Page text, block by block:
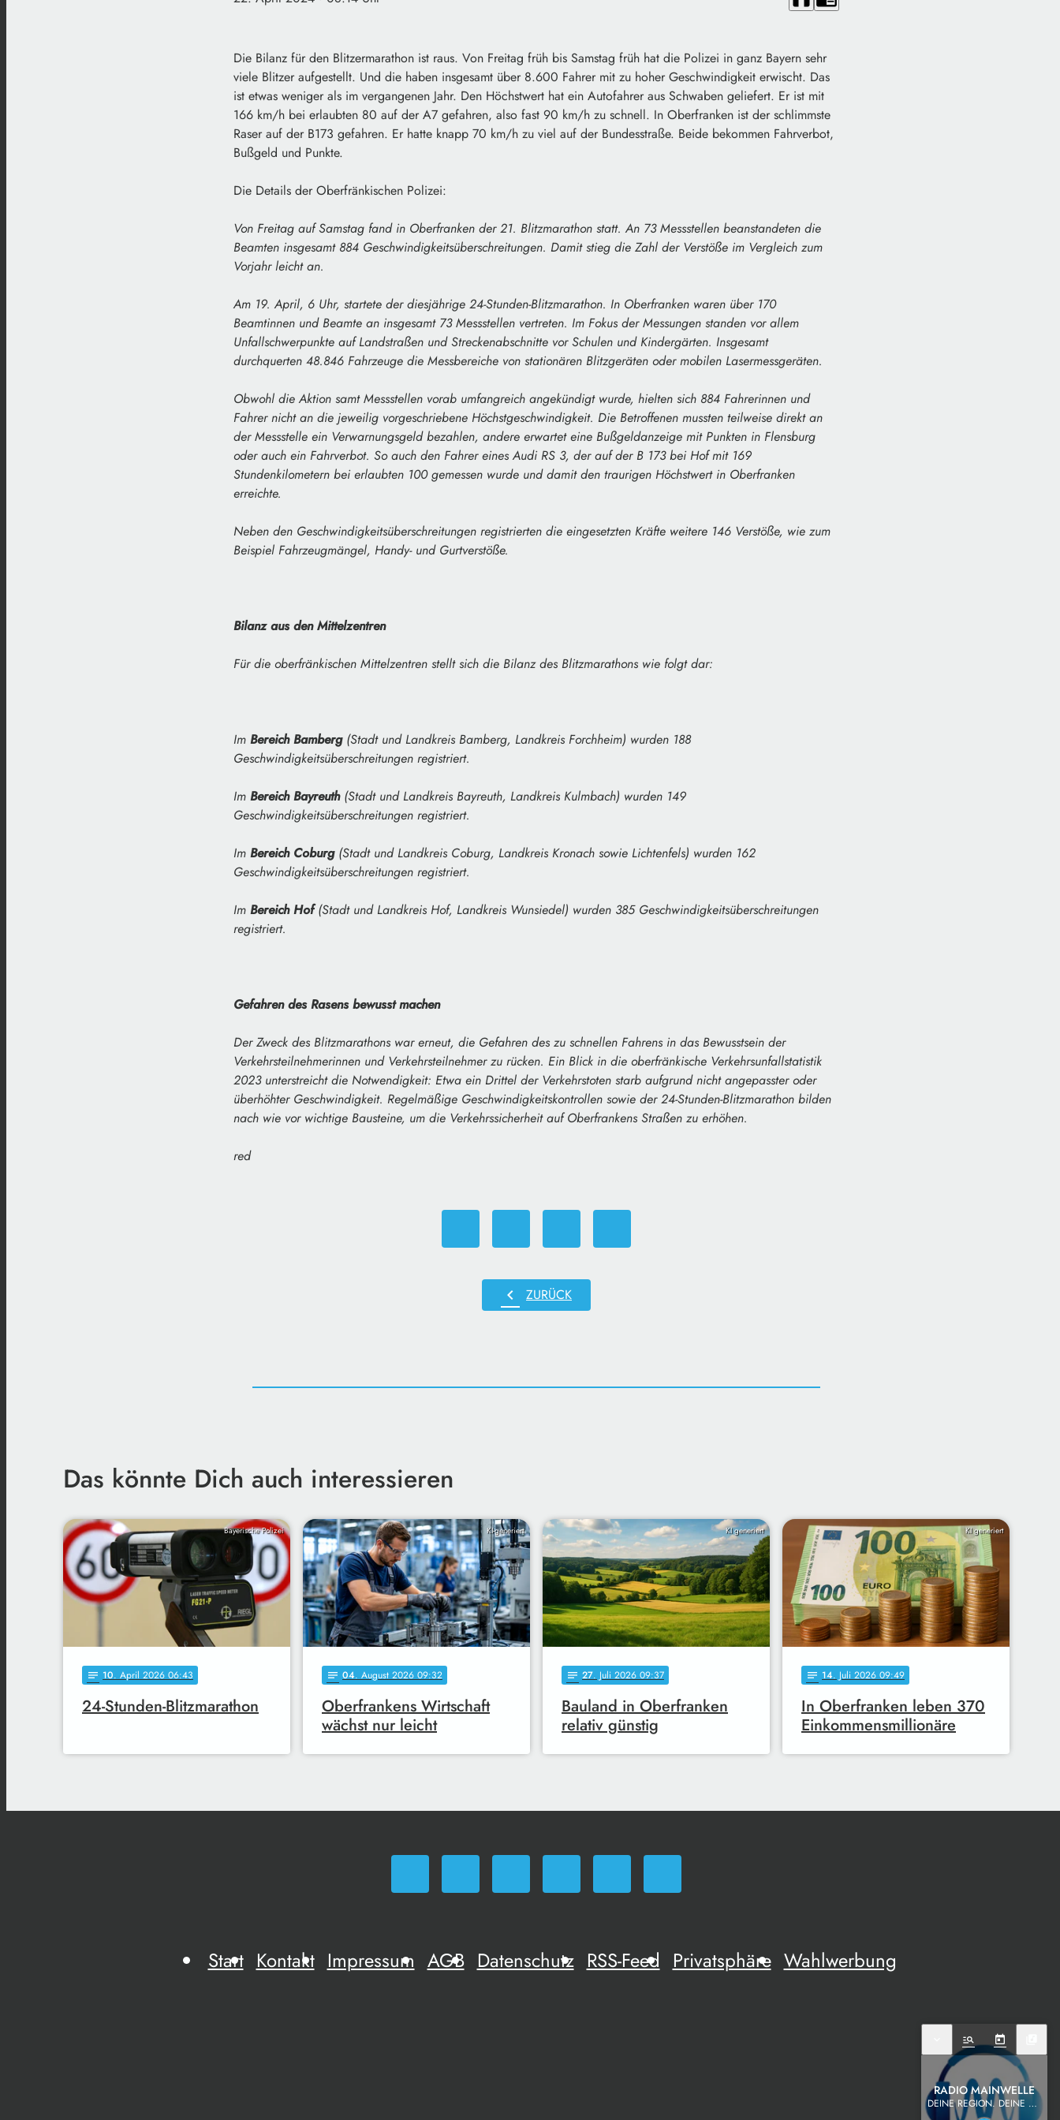
Die Bilanz für den Blitzermarathon ist raus. Von Freitag früh bis Samstag früh hat die Polizei in ganz Bayern sehr
viele Blitzer aufgestellt. Und die haben insgesamt über 8.600 Fahrer mit zu hoher Geschwindigkeit erwischt. Das
ist etwas weniger als im vergangenen Jahr. Den Höchstwert hat ein Autofahrer aus Schwaben geliefert. Er ist mit
166 km/h bei erlaubten 80 auf der A7 gefahren, also fast 90 km/h zu schnell. In Oberfranken ist der schlimmste
Raser auf der B173 gefahren. Er hatte knapp 70 km/h zu viel auf der Bundesstraße. Beide bekommen Fahrverbot,
Bußgeld und Punkte.
Die Details der Oberfränkischen Polizei:
Von Freitag auf Samstag fand in Oberfranken der 21. Blitzmarathon statt. An 73 Messstellen beanstandeten die
Beamten insgesamt 884 Geschwindigkeitsüberschreitungen. Damit stieg die Zahl der Verstöße im Vergleich zum
Vorjahr leicht an.
Am 19. April, 6 Uhr, startete der diesjährige 24-Stunden-Blitzmarathon. In Oberfranken waren über 170
Beamtinnen und Beamte an insgesamt 73 Messstellen vertreten. Im Fokus der Messungen standen vor allem
Unfallschwerpunkte auf Landstraßen und Streckenabschnitte vor Schulen und Kindergärten. Insgesamt
durchquerten 48.846 Fahrzeuge die Messbereiche von stationären Blitzgeräten oder mobilen Lasermessgeräten.
Obwohl die Aktion samt Messstellen vorab umfangreich angekündigt wurde, hielten sich 884 Fahrerinnen und
Fahrer nicht an die jeweilig vorgeschriebene Höchstgeschwindigkeit. Die Betroffenen mussten teilweise direkt an
der Messstelle ein Verwarnungsgeld bezahlen, andere erwartet eine Bußgeldanzeige mit Punkten in Flensburg
oder auch ein Fahrverbot. So auch den Fahrer eines Audi RS 3, der auf der B 173 bei Hof mit 169
Stundenkilometern bei erlaubten 100 gemessen wurde und damit den traurigen Höchstwert in Oberfranken
erreichte.
Neben den Geschwindigkeitsüberschreitungen registrierten die eingesetzten Kräfte weitere 146 Verstöße, wie zum
Beispiel Fahrzeugmängel, Handy- und Gurtverstöße.
Bilanz aus den Mittelzentren
Für die oberfränkischen Mittelzentren stellt sich die Bilanz des Blitzmarathons wie folgt dar:
Im Bereich Bamberg(Stadt und Landkreis Bamberg, Landkreis Forchheim) wurden 188
Geschwindigkeitsüberschreitungen registriert.
Im Bereich Bayreuth(Stadt und Landkreis Bayreuth, Landkreis Kulmbach) wurden 149
Geschwindigkeitsüberschreitungen registriert.
Im Bereich Coburg(Stadt und Landkreis Coburg, Landkreis Kronach sowie Lichtenfels) wurden 162
Geschwindigkeitsüberschreitungen registriert.
Im Bereich Hof(Stadt und Landkreis Hof, Landkreis Wunsiedel) wurden 385 Geschwindigkeitsüberschreitungen
registriert.
Gefahren des Rasens bewusst machen
Der Zweck des Blitzmarathons war erneut, die Gefahren des zu schnellen Fahrens in das Bewusstsein der
Verkehrsteilnehmerinnen und Verkehrsteilnehmer zu rücken. Ein Blick in die oberfränkische Verkehrsunfallstatistik
2023 unterstreicht die Notwendigkeit: Etwa ein Drittel der Verkehrstoten starb aufgrund nicht angepasster oder
überhöhter Geschwindigkeit. Regelmäßige Geschwindigkeitskontrollen sowie der 24-Stunden-Blitzmarathon bilden
nach wie vor wichtige Bausteine, um die Verkehrssicherheit auf Oberfrankens Straßen zu erhöhen.
red
chevron_left ZURÜCK
Das könnte Dich auch interessieren
Bayerische Polizei
notes 10. April 2026 06:43
24-Stunden-Blitzmarathon
KI-generiert
notes 04. August 2026 09:32
Oberfrankens Wirtschaft
wächst nur leicht
KI generiert
notes 27. Juli 2026 09:37
Bauland in Oberfranken
relativ günstig
KI generiert
notes 14. Juli 2026 09:49
In Oberfranken leben 370
Einkommensmillionäre
Start Kontakt Impressum AGB Datenschutz RSS-Feed Privatsphäre Wahlwerbung
manage_search today
RADIO MAINWELLE
DEINE REGION. DEINE MUSIK.